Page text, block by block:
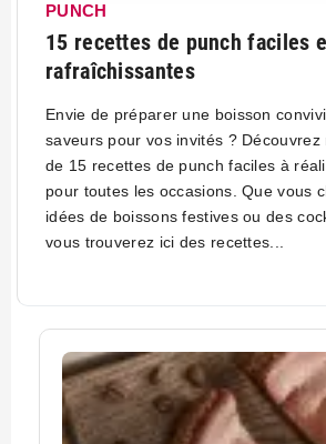
PUNCH
15 recettes de punch faciles
rafraîchissantes
Envie de préparer une boisson
saveurs pour vos invités ? Découvrez
de 15 recettes de punch faciles à
pour toutes les occasions. Que vous
idées de boissons festives ou des
vous trouverez ici des recettes...